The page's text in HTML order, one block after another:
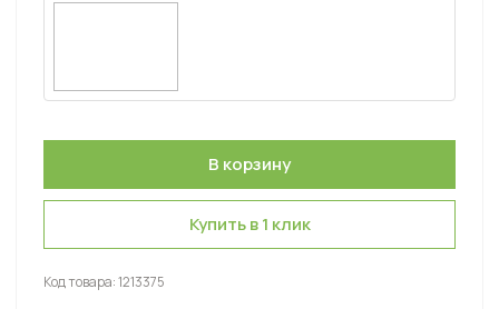
Купить в 1 клик
Код товара:1213375